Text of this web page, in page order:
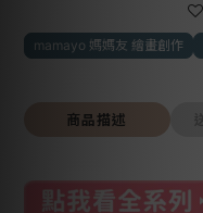
mamayo 媽媽友 繪畫創作
商品描述